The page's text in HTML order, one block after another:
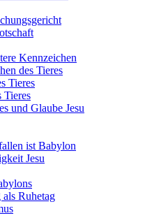
Kennzeichen
des Tieres
Tieres
Tieres
und Glaube Jesu
ist Babylon
Jesu
Ruhetag